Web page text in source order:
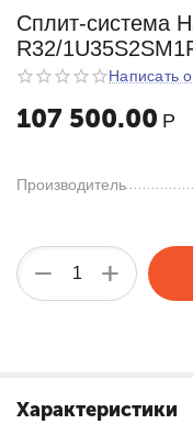
Сплит-система
R32/
Написать
107 500.00 Р
Производитель
+
−
Характеристики